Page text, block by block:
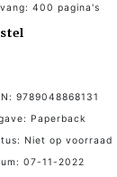
400 pagina's
9789048868131
Paperback
Niet op voorraad
07-11-2022